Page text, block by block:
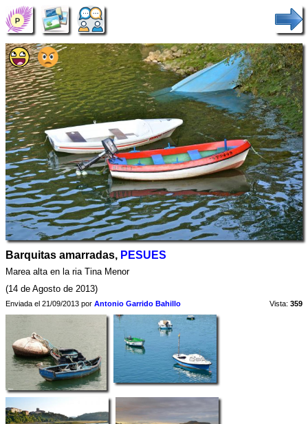
Barquitas amarradas, PESUES
Marea alta en la ria Tina Menor
(14 de Agosto de 2013)
Enviada el 21/09/2013 por Antonio Garrido Bahillo Vista: 359